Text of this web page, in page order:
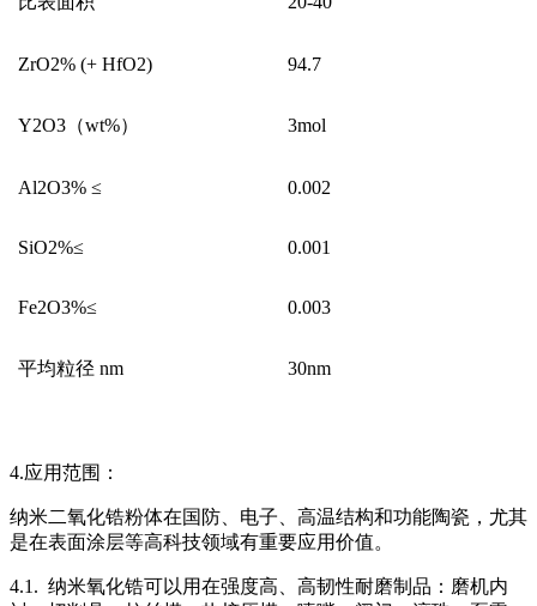
ZrO2% (+ HfO2) 94.7
Y2O3（wt%） 3mol
Al2O3% ≤ 0.002
SiO2%≤ 0.001
Fe2O3%≤ 0.003
平均粒径 nm 30nm
4.应用范围：
纳米二氧化锆粉体在国防、电子、高温结构和功能陶瓷，尤其
是在表面涂层等高科技领域有重要应用价值。
4.1. 纳米氧化锆可以用在强度高、高韧性耐磨制品：磨机内